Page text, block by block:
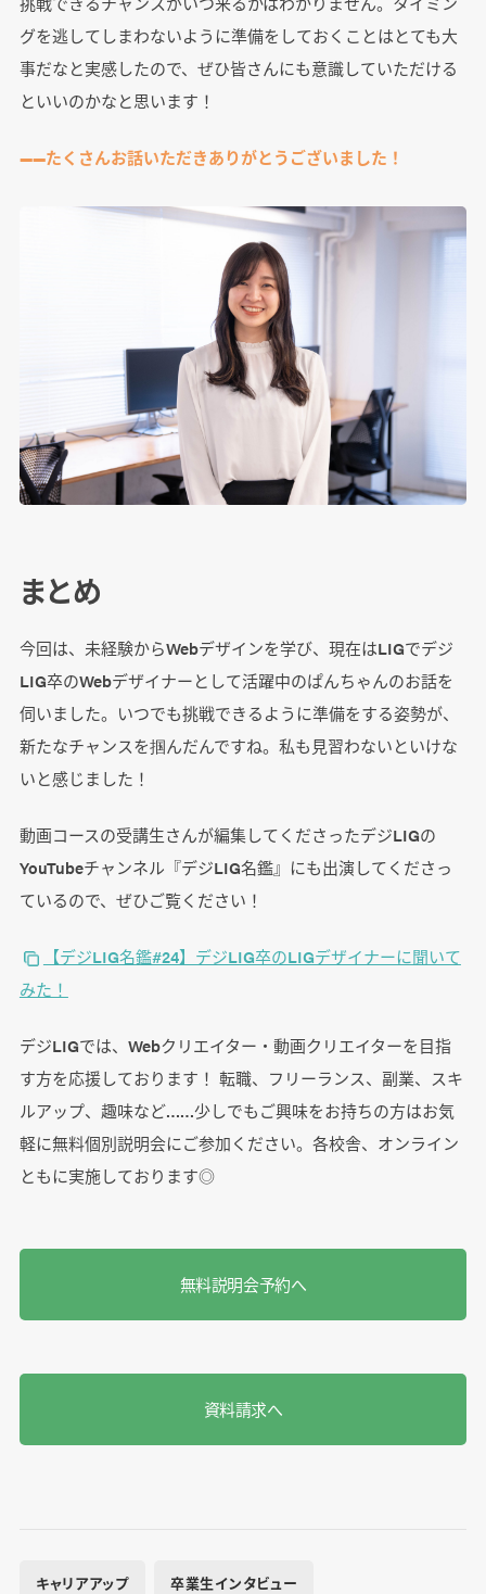
グを逃してしまわないように準備をしておくことはとても大
事だなと実感したので、ぜひ皆さんにも意識していただける
といいのかなと思います！
――たくさんお話いただきありがとうございました！
まとめ
今回は、未経験からWebデザインを学び、現在はLIGでデジ
LIG卒のWebデザイナーとして活躍中のぱんちゃんのお話を
伺いました。いつでも挑戦できるように準備をする姿勢が、
新たなチャンスを掴んだんですね。私も見習わないといけな
いと感じました！
動画コースの受講生さんが編集してくださったデジLIGの
YouTubeチャンネル『デジLIG名鑑』にも出演してくださっ
ているので、ぜひご覧ください！
【デジLIG名鑑#24】デジLIG卒のLIGデザイナーに聞いて
みた！
デジLIGでは、Webクリエイター・動画クリエイターを目指
す方を応援しております！ 転職、フリーランス、副業、スキ
ルアップ、趣味など……少しでもご興味をお持ちの方はお気
軽に無料個別説明会にご参加ください。各校舎、オンライン
ともに実施しております◎
無料説明会予約へ
資料請求へ
キャリアアップ 卒業生インタビュー